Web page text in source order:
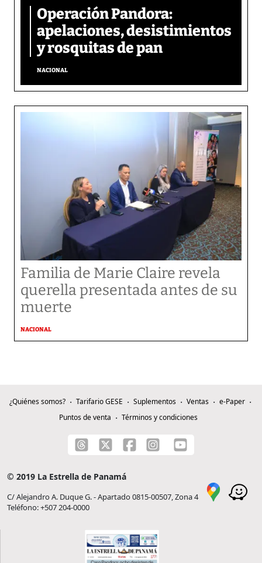
Operación Pandora:
apelaciones, desistimientos
y rosquitas de pan
NACIONAL
Familia de Marie Claire revela
querella presentada antes de su
muerte
NACIONAL
¿Quiénes somos? Tarifario GESE Suplementos Ventas
e-Paper
Puntos de venta
Términos y condiciones
© 2019 La Estrella de Panamá
C/ Alejandro A. Duque G. - Apartado 0815-00507, Zona 4
Teléfono: +507 204-0000